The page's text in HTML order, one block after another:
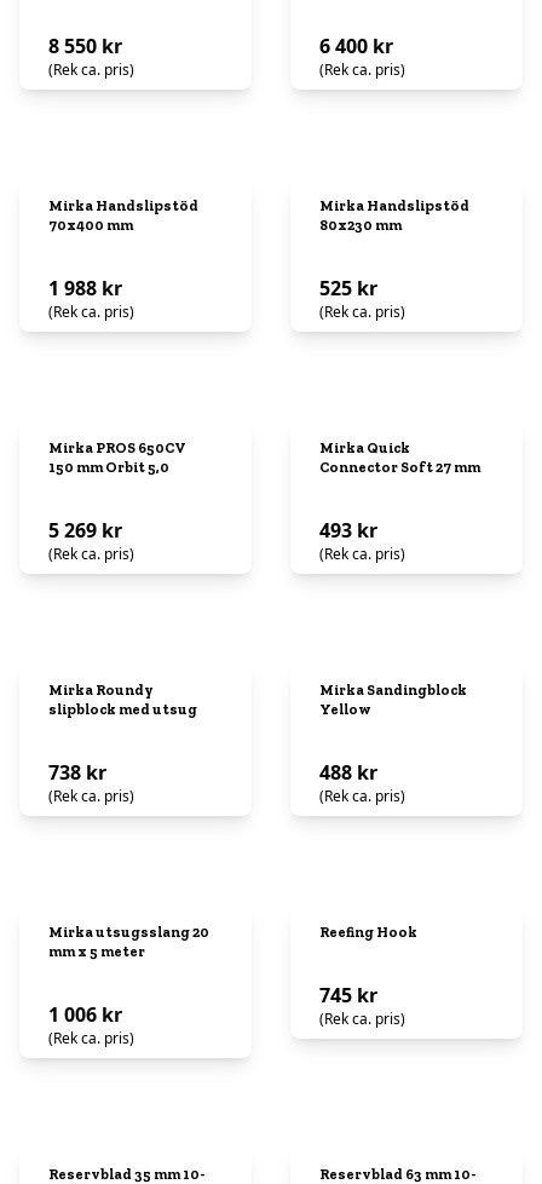
8 550 kr
(Rek ca. pris)
6 400 kr
(Rek ca. pris)
Mirka Handslipstöd
70x400 mm
1 988 kr
(Rek ca. pris)
Mirka Handslipstöd
80x230 mm
525 kr
(Rek ca. pris)
Mirka PROS 650CV
150 mm Orbit 5,0
5 269 kr
(Rek ca. pris)
Mirka Quick
Connector Soft 27 mm
493 kr
(Rek ca. pris)
Mirka Roundy
slipblock med utsug
738 kr
(Rek ca. pris)
Mirka Sandingblock
Yellow
488 kr
(Rek ca. pris)
Mirka utsugsslang 20
mm x 5 meter
1 006 kr
(Rek ca. pris)
Reefing Hook
745 kr
(Rek ca. pris)
Reservblad 35 mm 10-
Reservblad 63 mm 10-